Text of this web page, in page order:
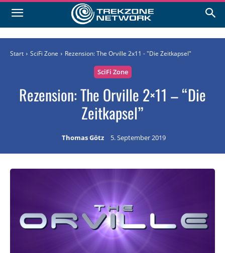
Start SciFi Zone Rezension: The Orville 2x11 - "Die Zeitkapsel"
SciFi Zone
Rezension: The Orville 2×11 – “Die
Zeitkapsel”
Thomas Götz 5. September 2019